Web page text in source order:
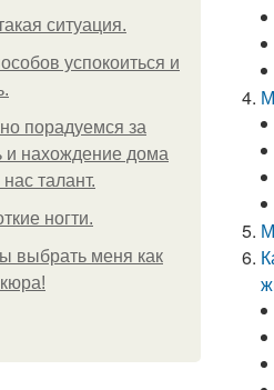
ситуация.
успокоиться и
порадуемся за
и нахождение дома
талант.
ногти.
выбрать меня как